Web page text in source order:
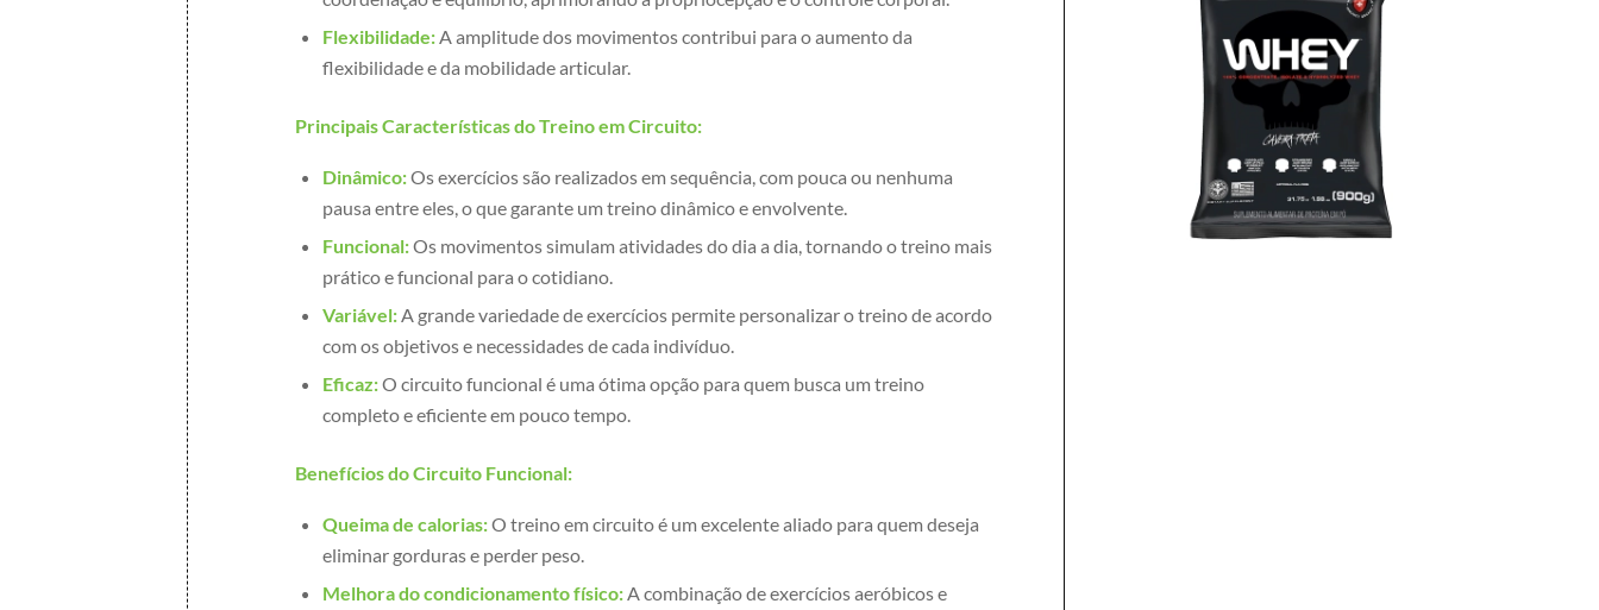
Flexibilidade:A amplitude dos movimentos contribui para o aumento da
flexibilidade e da mobilidade articular.
Principais Características do Treino em Circuito:
Dinâmico:Os exercícios são realizados em sequência, com pouca ou nenhuma
pausa entre eles, o que garante um treino dinâmico e envolvente.
Funcional:Os movimentos simulam atividades do dia a dia, tornando o treino mais
prático e funcional para o cotidiano.
Variável:A grande variedade de exercícios permite personalizar o treino de acordo
com os objetivos e necessidades de cada indivíduo.
Eficaz:O circuito funcional é uma ótima opção para quem busca um treino
completo e eficiente em pouco tempo.
Benefícios do Circuito Funcional:
Queima de calorias:O treino em circuito é um excelente aliado para quem deseja
eliminar gorduras e perder peso.
Melhora do condicionamento físico: A combinação de exercícios aeróbicos e